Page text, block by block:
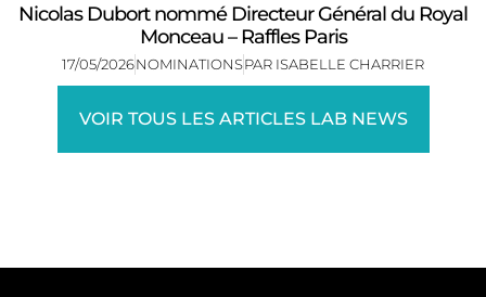
Nicolas Dubort nommé Directeur Général du Royal
Monceau – Raffles Paris
17/05/2026NOMINATIONSPAR ISABELLE CHARRIER
VOIR TOUS LES ARTICLES LAB NEWS